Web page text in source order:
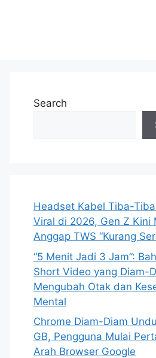
Search
Headset Kabel Tiba-
Viral di 2026, Gen Z Kini
Anggap TWS “Kurang
“5 Menit Jadi 3 Jam”:
Short Video yang Diam-
Mengubah Otak dan
Mental
Chrome Diam-Diam
GB, Pengguna Mulai
Arah Browser Google